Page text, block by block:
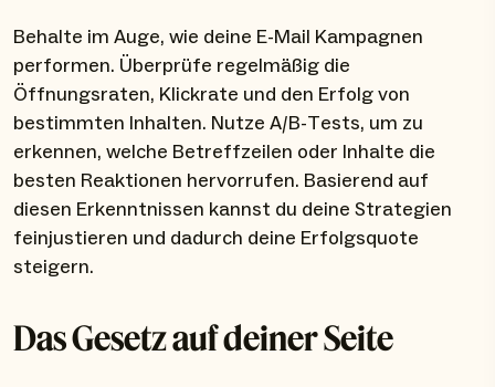
Behalte im Auge, wie deine E-Mail Kampagnen
performen. Überprüfe regelmäßig die
Öffnungsraten, Klickrate und den Erfolg von
bestimmten Inhalten. Nutze A/B-Tests, um zu
erkennen, welche Betreffzeilen oder Inhalte die
besten Reaktionen hervorrufen. Basierend auf
diesen Erkenntnissen kannst du deine Strategien
feinjustieren und dadurch deine Erfolgsquote
steigern.
Das Gesetz auf deiner Seite